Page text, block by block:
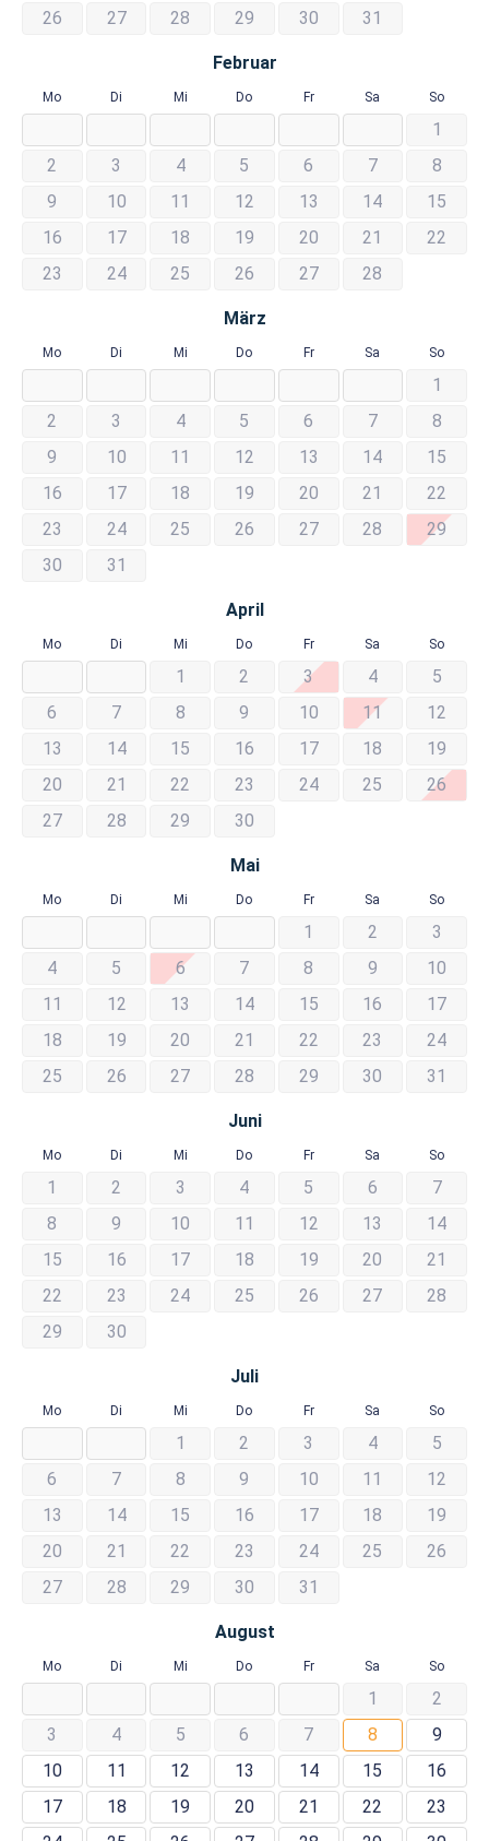
26 27 28 29 30 31
Februar
Mo Di Mi Do Fr Sa So
1
2
3 4 5 6 7
8
9
10 11 12 13 14
15
16
17 18 19 20 21
22
23
24 25 26 27 28
März
Mo Di Mi Do Fr Sa So
1
2
3 4 5 6 7
8
9
10 11 12 13 14
15
16
17 18 19 20 21
22
23
24 25 26 27 28
29
30
31
April
Mo Di Mi Do Fr Sa So
1 2 3 4
5
6
7 8 9 10 11
12
13
14 15 16 17 18
19
20
21 22 23 24 25
26
27
28 29 30
Mai
Mo Di Mi Do Fr Sa So
1 2
3
4
5 6 7 8 9
10
11
12 13 14 15 16
17
18
19 20 21 22 23
24
25
26 27 28 29 30 31
Juni
Mo Di Mi Do Fr Sa So
1 2 3 4 5 6
7
8
9 10 11 12 13
14
15
16 17 18 19 20
21
22
23 24 25 26 27
28
29
30
Juli
Mo Di Mi Do Fr Sa So
1 2 3 4
5
6
7 8 9 10 11
12
13
14 15 16 17 18
19
20
21 22 23 24 25
26
27
28 29 30 31
August
Mo Di Mi Do Fr Sa So
1
2
3
4 5 6 7 8
9
10
11 12 13 14 15
16
17
18 19 20 21 22
23